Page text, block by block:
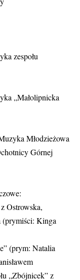
zespołu
„Małolipnicka
Młodzieżowa
Górnej
Ostrowska,
(prymiści: Kinga
(prym: Natalia
„Zbójnicek” z